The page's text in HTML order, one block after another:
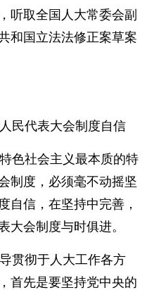
听取全国人大常委会副
和国立法法修正案草案
民代表大会制度自信
色社会主义最本质的特
制度，必须毫不动摇坚
自信，在坚持中完善，
大会制度与时俱进。
贯彻于人大工作各方
首先是要坚持党中央的